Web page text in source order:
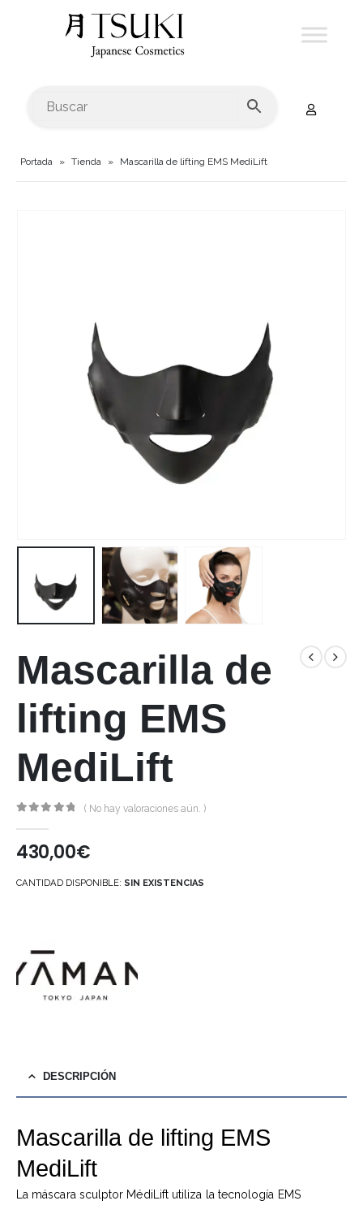
Portada » Tienda » Mascarilla de lifting EMS MediLift
Mascarilla de
lifting EMS
MediLift
( No hay valoraciones aún. )
430,00€
CANTIDAD DISPONIBLE: SIN EXISTENCIAS
DESCRIPCIÓN
Mascarilla de lifting EMS
MediLift
La máscara sculptor MédiLift utiliza la tecnología EMS